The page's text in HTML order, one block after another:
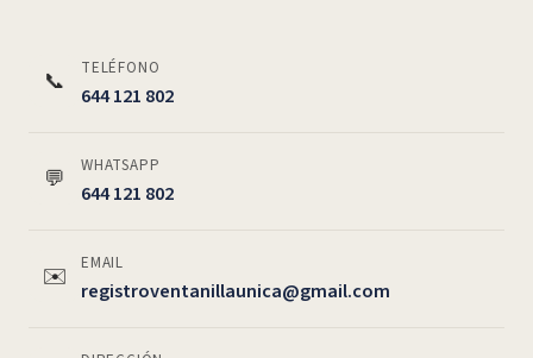
📞 TELÉFONO
644 121 802
💬 WHATSAPP
644 121 802
✉️ EMAIL
registroventanillaunica@gmail.com